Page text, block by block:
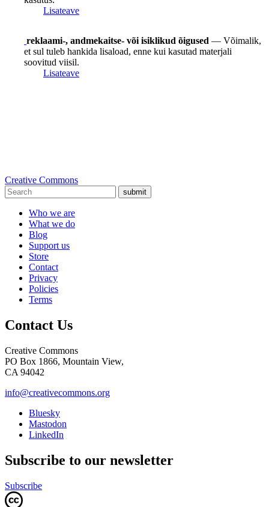
Lisateave
reklaami-, andmekaitse- või isiklikud õigused — Võimalik,
et sul tuleb hankida lisaload, enne kui kasutad materjali
soovitud viisil.
Lisateave
Creative Commons
submit
Who we are
What we do
Blog
Support us
Store
Contact
Privacy
Policies
Terms
Contact Us
Creative Commons
PO Box 1866, Mountain View,
CA 94042
info@creativecommons.org
Bluesky
Mastodon
LinkedIn
Subscribe to our newsletter
Subscribe